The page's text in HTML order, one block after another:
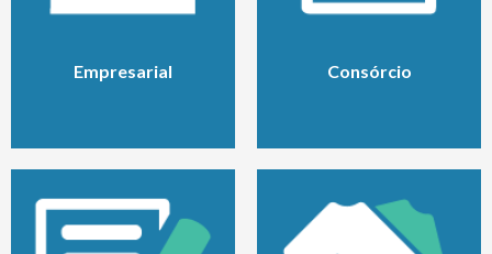
Empresarial Consórcio